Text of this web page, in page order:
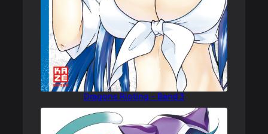
Dragons Rioting – Band 3